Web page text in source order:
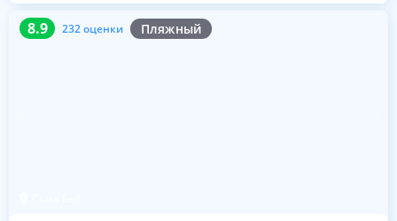
8.9 232 оценки Пляжный
8.9 232 оценки